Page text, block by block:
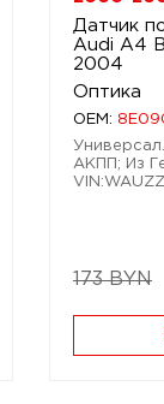
Датчик
Audi A4
2004
Оптика
OEM:
АКПП; Из
173 BYN